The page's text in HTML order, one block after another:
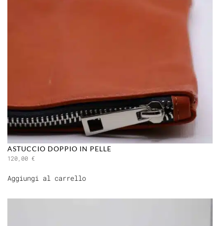
ASTUCCIO DOPPIO IN PELLE
120,00 €
Aggiungi al carrello